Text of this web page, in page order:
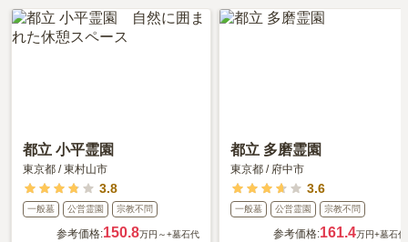
都立 小平霊園
東京都 /東村山市
3.8
一般墓 公営霊園 宗教不問
参考価格:150.8万円～+墓石代
都立 多磨霊園
東京都 / 府中市
3.6
一般墓 公営霊園 宗教不問
参考価格:161.4万円+墓石代